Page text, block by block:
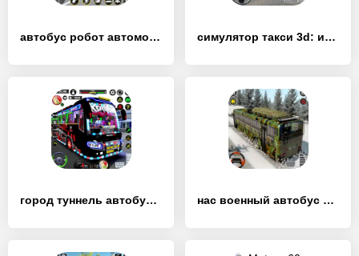
автобус робот автомобиль игра - [MOD Бесконечные монеты] симулятор такси 3d: игра такси - [MOD Много денег]
город туннель автобус вождение - [MOD Много денег] нас военный автобус игра 3d - [MOD Много монет]